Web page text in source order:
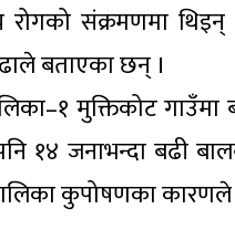
संक्रमणमा थिइन्
बताएका छन् ।
मुक्तिकोट
१४ जनाभन्दा बढी
कुपोषणका